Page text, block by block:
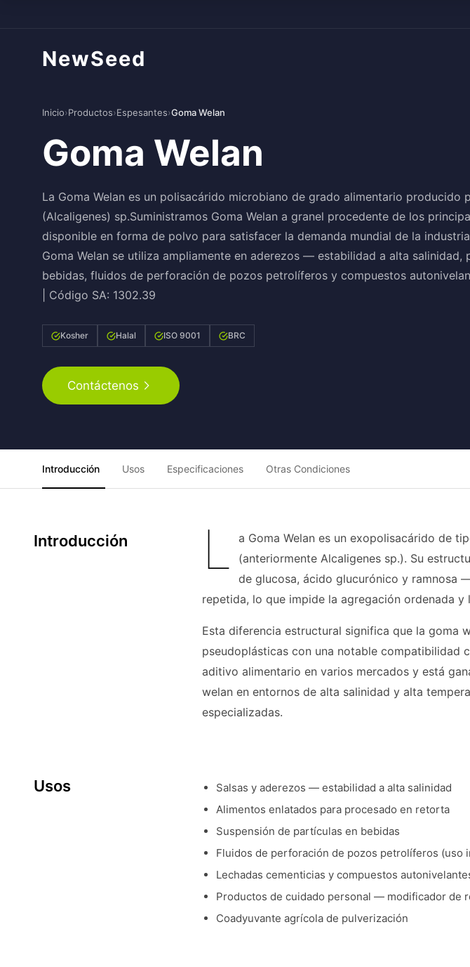
NewSeed
Inicio›Productos›Espesantes›Goma Welan
Goma Welan
La Goma Welan es un polisacárido microbiano de grado alimentario producido
(Alcaligenes) sp.Suministramos Goma Welan a granel procedente de los
disponible en forma de polvo para satisfacer la demanda mundial de la
Goma Welan se utiliza ampliamente en aderezos — estabilidad a alta salinidad,
bebidas, fluidos de perforación de pozos petrolíferos y compuestos
| Código SA: 1302.39
Kosher Halal ISO 9001 BRC
Contáctenos
Introducción Usos Especificaciones Otras Condiciones
Introducción L
a Goma Welan es un exopolisacárido de
(anteriormente Alcaligenes sp.). Su
de glucosa, ácido glucurónico y ramnosa
repetida, lo que impide la agregación ordenada y
Esta diferencia estructural significa que la goma
pseudoplásticas con una notable compatibilidad
aditivo alimentario en varios mercados y está
welan en entornos de alta salinidad y alta
especializadas.
Usos
Salsas y aderezos — estabilidad a alta salinidad
Alimentos enlatados para procesado en retorta
Suspensión de partículas en bebidas
Fluidos de perforación de pozos petrolíferos (uso
Lechadas cementicias y compuestos
Productos de cuidado personal — modificador de
Coadyuvante agrícola de pulverización